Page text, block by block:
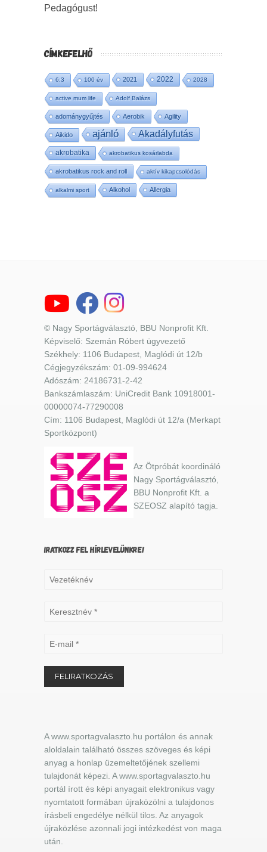
Pedagógust!
CÍMKEFELHŐ
6:3 100 év 2021 2022 2028
active mum life Adolf Balázs
adománygyűjtés Aerobik Agility
Aikido ajánló Akadályfutás
akrobatika akrobatikus kosárlabda
akrobatikus rock and roll aktív kikapcsolódás
alkalmi sport Alkohol Allergia
© Nagy Sportágválasztó, BBU Nonprofit Kft.
Képviselő: Szemán Róbert ügyvezető
Székhely: 1106 Budapest, Maglódi út 12/b
Cégjegyzékszám: 01-09-994624
Adószám: 24186731-2-42
Bankszámlaszám: UniCredit Bank 10918001-
00000074-77290008
Cím: 1106 Budapest, Maglódi út 12/a (Merkapt
Sportközpont)
Az Ötpróbát koordináló
Nagy Sportágválasztó,
BBU Nonprofit Kft. a
SZEOSZ alapító tagja.
IRATKOZZ FEL HÍRLEVELÜNKRE!
A www.sportagvalaszto.hu portálon és annak
aloldalain található összes szöveges és képi
anyag a honlap üzemeltetőjének szellemi
tulajdonát képezi. A www.sportagvalaszto.hu
portál írott és képi anyagait elektronikus vagy
nyomtatott formában újraközölni a tulajdonos
írásbeli engedélye nélkül tilos. Az anyagok
újraközlése azonnali jogi intézkedést von maga
után.